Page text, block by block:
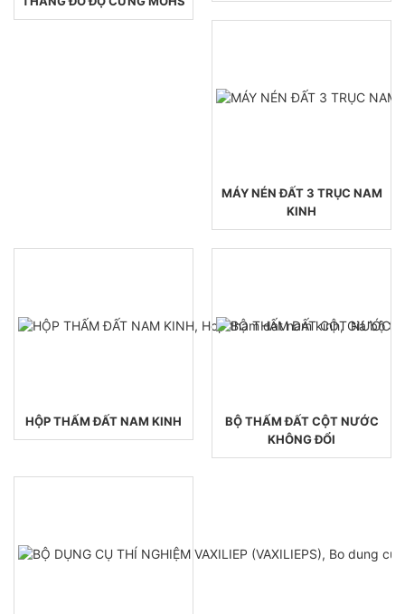
MÁY NÉN ĐẤT 3 TRỤC NAM
KINH
HỘP THẤM ĐẤT NAM KINH
BỘ THẤM ĐẤT CỘT NƯỚC
KHÔNG ĐỔI